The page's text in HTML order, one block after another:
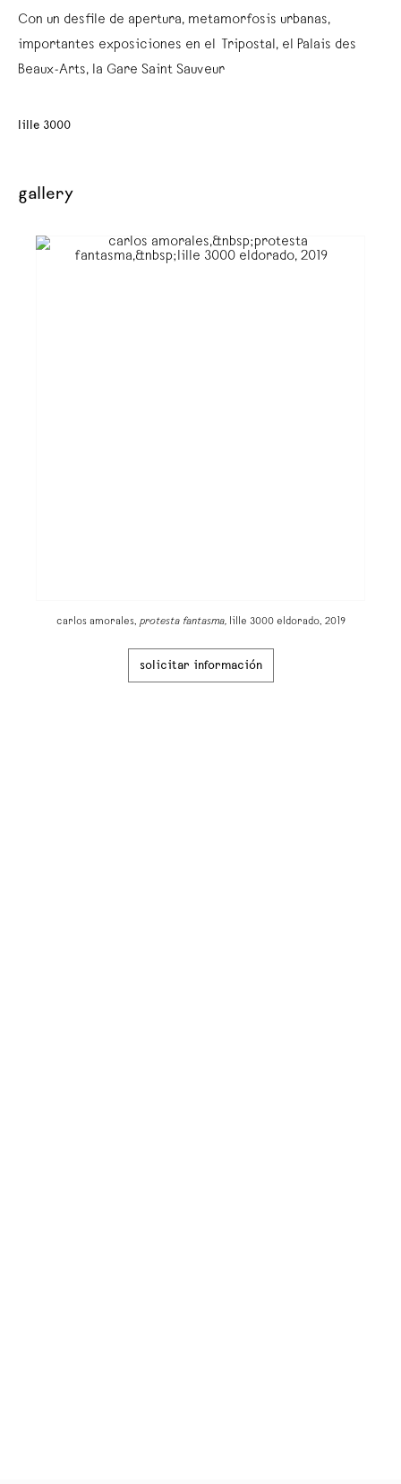
Con un desfile de apertura, metamorfosis urbanas,
importantes exposiciones en el Tripostal, el Palais des
Beaux-Arts, la Gare Saint Sauveur
lille 3000
gallery
carlos amorales, protesta fantasma, lille 3000 eldorado, 2019
solicitar información